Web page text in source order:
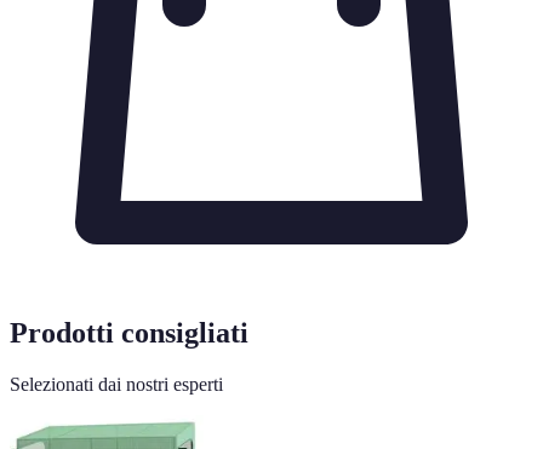
Prodotti consigliati
Selezionati dai nostri esperti